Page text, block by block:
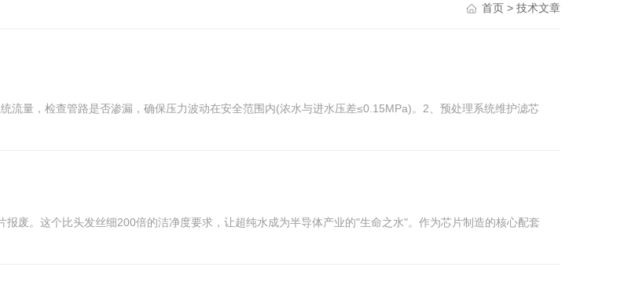
首页 > 技术文章
流量，检查管路是否渗漏，确保压力波动在安全范围内(浓水与进水压差≤0.15MPa)。‌2、预处理系统维护‌‌滤芯
废。这个比头发丝细200倍的洁净度要求，让超纯水成为半导体产业的"生命之水"。作为芯片制造的核心配套